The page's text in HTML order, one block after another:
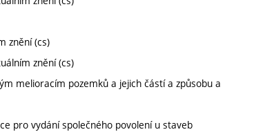
znění (cs)
znění (cs)
melioracím pozemků a jejich částí a způsobu a
pro vydání společného povolení u staveb